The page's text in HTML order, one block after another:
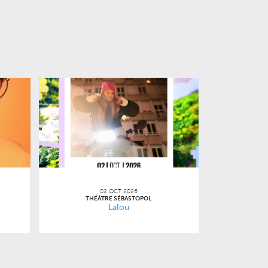
02 OCT 2026
THÉÂTRE SÉBASTOPOL
Lalou